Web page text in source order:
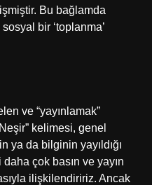
Bu bağlamda
bir ‘toplanma’
ve “yayınlamak”
kelimesi, genel
ya da bilginin yayıldığı
çok basın ve yayın
ilişkilendiririz. Ancak